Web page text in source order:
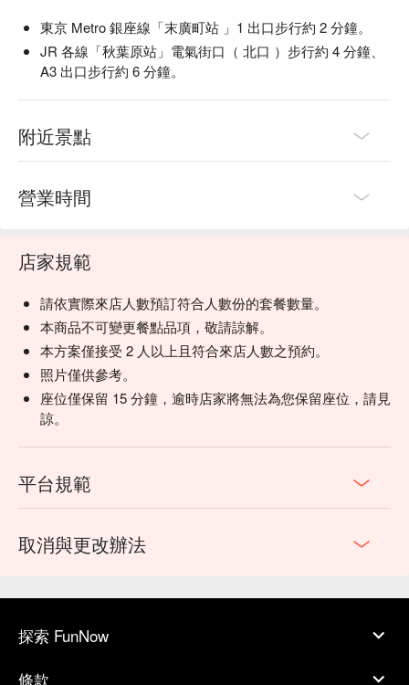
東京 Metro 銀座線「末廣町站 」1 出口步行約 2 分鐘。
JR 各線「秋葉原站」電氣街口（ 北口 ）步行約 4 分鐘、
A3 出口步行約 6 分鐘。
附近景點
營業時間
店家規範
請依實際來店人數預訂符合人數份的套餐數量。
本商品不可變更餐點品項，敬請諒解。
本方案僅接受 2 人以上且符合來店人數之預約。
照片僅供參考。
座位僅保留 15 分鐘，逾時店家將無法為您保留座位，請見
諒。
平台規範
取消與更改辦法
探索 FunNow
條款